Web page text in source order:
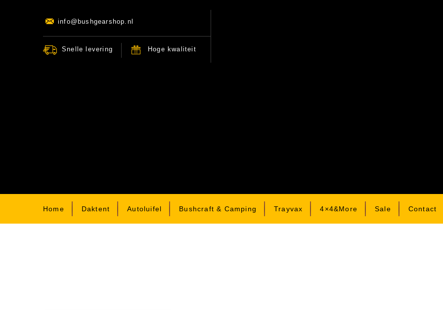
info@bushgearshop.nl
Snelle levering Hoge kwaliteit
Home Daktent Autoluifel Bushcraft & Camping Trayvax 4×4&More Sale Contact